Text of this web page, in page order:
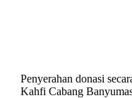
Penyerahan donasi
Kahfi Cabang